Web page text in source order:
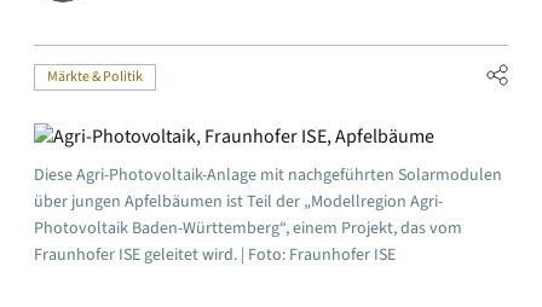
Märkte & Politik
Diese Agri-Photovoltaik-Anlage mit nachgeführten Solarmodulen
über jungen Apfelbäumen ist Teil der „Modellregion Agri-
Photovoltaik Baden-Württemberg“, einem Projekt, das vom
Fraunhofer ISE geleitet wird. | Foto: Fraunhofer ISE